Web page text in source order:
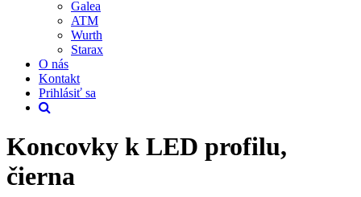
Galea
ATM
Wurth
Starax
O nás
Kontakt
Prihlásiť sa
Koncovky k LED profilu,
čierna